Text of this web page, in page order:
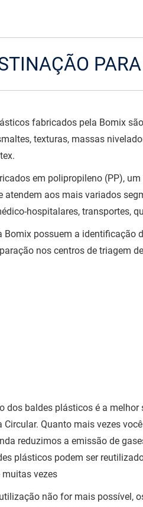
fabricados pela Bomix
texturas, massas
em polipropileno (PP),
atendem aos mais variados
hospitalares, transportes,
Bomix possuem a identificação
nos centros de triagem
dos baldes plásticos é a
Circular. Quanto mais vezes
reduzimos a emissão de
plásticos podem ser
vezes
não for mais possível,